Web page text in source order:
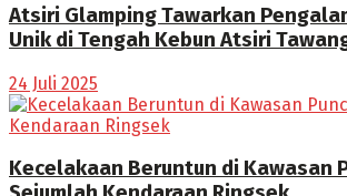
Atsiri Glamping Tawarkan
Unik di Tengah Kebun Atsiri
24 Juli 2025
Kecelakaan Beruntun di Kawasan